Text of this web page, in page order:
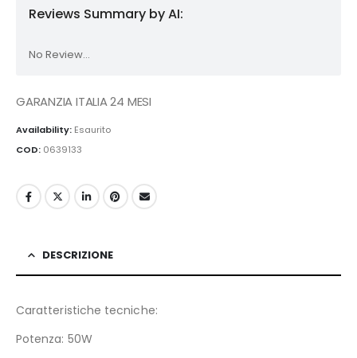
Reviews Summary by AI:
No Review...
GARANZIA ITALIA 24 MESI
Availability: Esaurito
COD: 0639133
DESCRIZIONE
Caratteristiche tecniche:
Potenza: 50W